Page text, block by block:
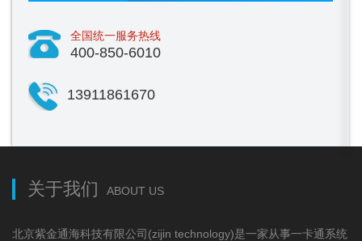
全国统一服务热线
400-850-6010
13911861670
关于我们 ABOUT US
北京紫金通海科技有限公司(zijin technology)是一家从事一卡通系统